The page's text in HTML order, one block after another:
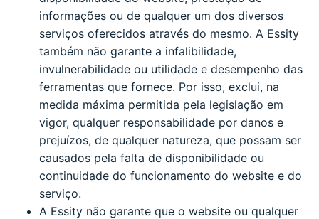
informações ou de qualquer um dos diversos
serviços oferecidos através do mesmo. A Essity
também não garante a infalibilidade,
invulnerabilidade ou utilidade e desempenho das
ferramentas que fornece. Por isso, exclui, na
medida máxima permitida pela legislação em
vigor, qualquer responsabilidade por danos e
prejuízos, de qualquer natureza, que possam ser
causados pela falta de disponibilidade ou
continuidade do funcionamento do website e do
serviço.
A Essity não garante que o website ou qualquer